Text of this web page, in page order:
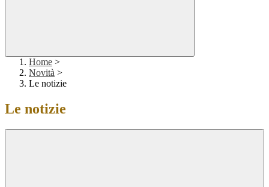
Home >
Novità >
Le notizie
Le notizie